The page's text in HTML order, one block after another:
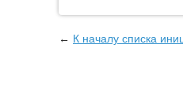
← К началу списка